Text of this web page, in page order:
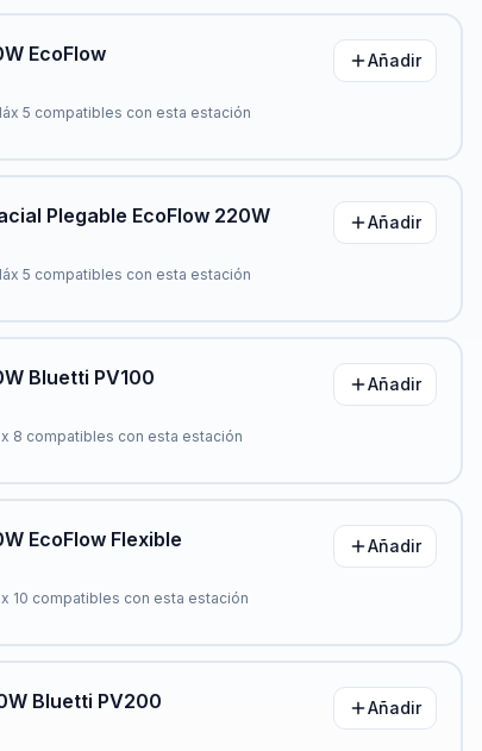
EcoFlow
5 compatibles con esta estación
Añadir
Plegable EcoFlow 220W
5 compatibles con esta estación
Añadir
Bluetti PV100
8 compatibles con esta estación
Añadir
EcoFlow Flexible
10 compatibles con esta estación
Añadir
Bluetti PV200 Añadir